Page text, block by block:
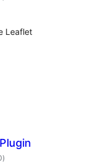
Leaflet
notes
en
)